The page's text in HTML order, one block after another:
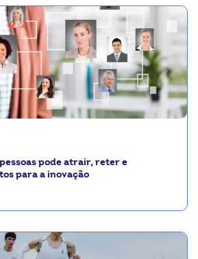
pode atrair, reter e
para a inovação